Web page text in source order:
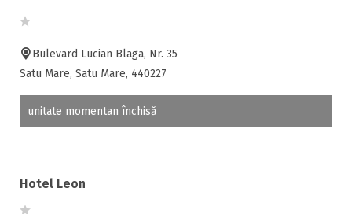
Bulevard Lucian Blaga, Nr. 35
Satu Mare, Satu Mare, 440227
unitate momentan închisă
Hotel Leon